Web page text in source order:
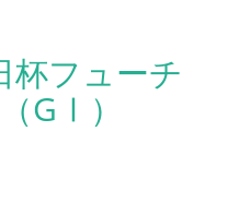
杯フューチ
GⅠ）